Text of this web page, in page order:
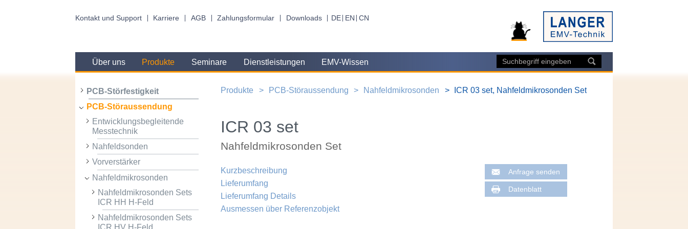
Kontakt und Support Karriere AGB Zahlungsformular Downloads DE EN CN
Über uns Produkte Seminare Dienstleistungen EMV-Wissen
PCB-Störfestigkeit
PCB-Störaussendung
Entwicklungsbegleitende
Messtechnik
Nahfeldsonden
Vorverstärker
Nahfeldmikrosonden
Nahfeldmikrosonden Sets
ICR HH H-Feld
Nahfeldmikrosonden Sets
Produkte PCB-Störaussendung Nahfeldmikrosonden ICR 03 set, Nahfeldmikrosonden Set
ICR 03 set
Nahfeldmikrosonden Set
Kurzbeschreibung
Lieferumfang
Lieferumfang Details
Ausmessen über Referenzobjekt
Anfrage senden
Datenblatt